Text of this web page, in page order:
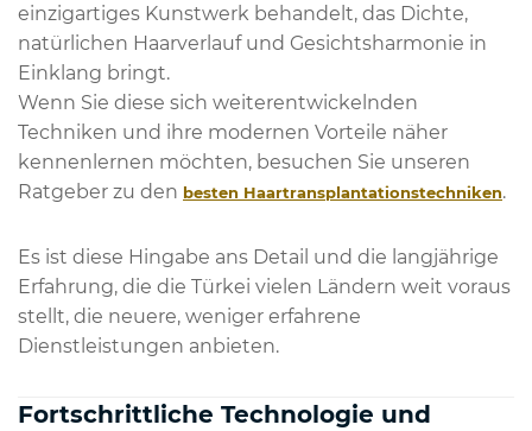
einzigartiges Kunstwerk behandelt, das Dichte,
natürlichen Haarverlauf und Gesichtsharmonie in
Einklang bringt.
Wenn Sie diese sich weiterentwickelnden
Techniken und ihre modernen Vorteile näher
kennenlernen möchten, besuchen Sie unseren
Ratgeber zu den besten Haartransplantationstechniken.
Es ist diese Hingabe ans Detail und die langjährige
Erfahrung, die die Türkei vielen Ländern weit voraus
stellt, die neuere, weniger erfahrene
Dienstleistungen anbieten.
Fortschrittliche Technologie und